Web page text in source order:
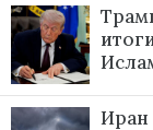
Иран